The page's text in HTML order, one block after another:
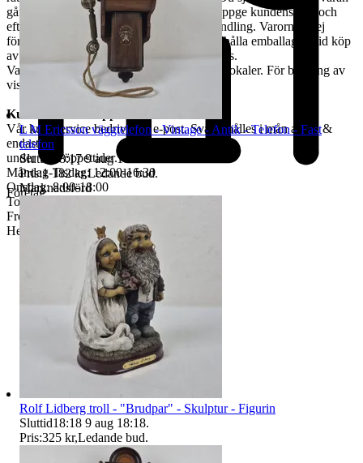
går det skicka ett ombud. Ombudet skall uppge kundens för- och
efternamn, varubeskrivning & egen ID-handling. Varorna är ej
förpackade & kunden måste själv tillhandahålla emballage. Vid köp
av skrymmande gods, måste bärhjälp medtas.
Varorna finns att titta på vid begäran i våra lokaler. För bokning av
visning kontakta oss, se nedan.
Kundservice & Öppettider
Vår kundservice bedrivs via e-post. Svar erhålles i mån av tid &
endast
under våra öppettider.
Måndag-Tisdag: 12:00-16:30
Onsdag: 8:00-18:00
Torsdag: 12:00-16:30
Fredag: 10:00-15:00
Helgdagar & röda dagar STÄNGT
Företag
L M Ericsson väggtelefon - Vintage - Antik - Telefon - Fast
telefon
Sluttid
18:17 9 aug 18:17
Pris:1 182 kr,Ledande bud.
Marknadsförd
Rolf Lidberg troll - "Brudpar" - Skulptur - Figurin
Sluttid18:18 9 aug 18:18.
Pris:325 kr,Ledande bud.